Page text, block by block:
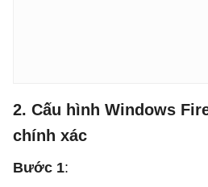
2. Cấu hình Windows
chính xác
Bước 1: